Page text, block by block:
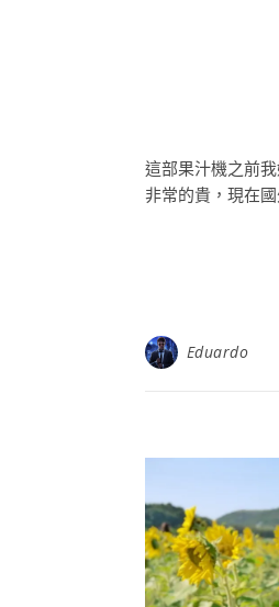
這部果汁機之前
非常的貴，現在
Eduardo